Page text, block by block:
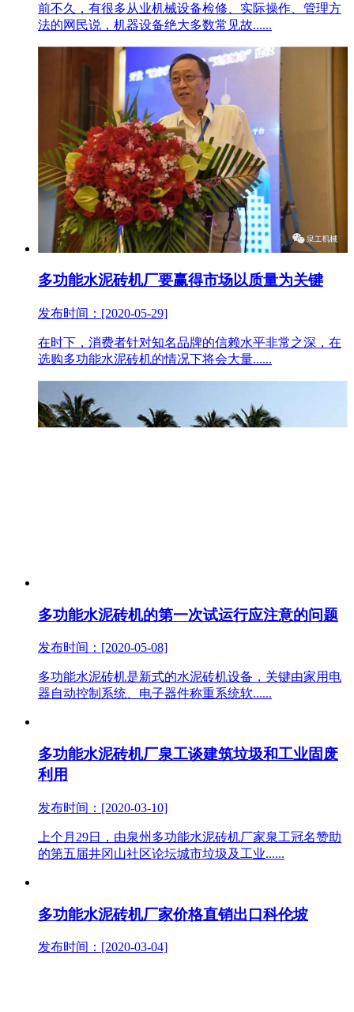
前不久，有很多从业机械设备检修、实际操作、管理方
法的网民说，机器设备绝大多数常见故......
多功能水泥砖机厂要赢得市场以质量为关键
发布时间：[2020-05-29]
在时下，消费者针对知名品牌的信赖水平非常之深，在
选购多功能水泥砖机的情况下将会大量......
多功能水泥砖机的第一次试运行应注意的问题
发布时间：[2020-05-08]
多功能水泥砖机是新式的水泥砖机设备，关键由家用电
器自动控制系统、电子器件称重系统软......
多功能水泥砖机厂泉工谈建筑垃圾和工业固废
利用
发布时间：[2020-03-10]
上个月29日，由泉州多功能水泥砖机厂家泉工冠名赞助
的第五届井冈山社区论坛城市垃圾及工业......
多功能水泥砖机厂家价格直销出口科伦坡
发布时间：[2020-03-04]